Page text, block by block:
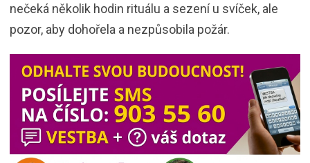
nečeká několik hodin rituálu a sezení u svíček, ale
pozor, aby dohořela a nezpůsobila požár.